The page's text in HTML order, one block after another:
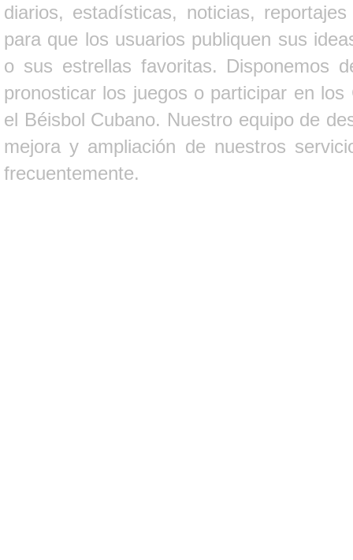
diarios, estadísticas, noticias,
para que los usuarios publiquen sus
o sus estrellas favoritas. Disponemos
pronosticar los juegos o participar en
el Béisbol Cubano. Nuestro equipo de
mejora y ampliación de nuestros
frecuentemente.